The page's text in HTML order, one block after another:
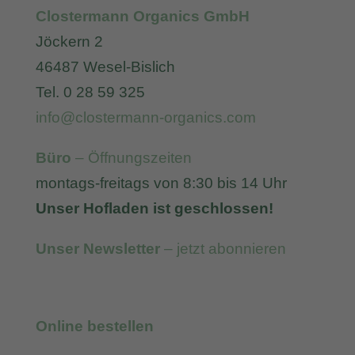
Clostermann Organics GmbH
Jöckern 2
46487 Wesel-Bislich
Tel. 0 28 59 325
info@clostermann-organics.com
Büro – Öffnungszeiten
montags-freitags von 8:30 bis 14 Uhr
Unser Hofladen ist geschlossen!
Unser Newsletter– jetzt abonnieren
Online bestellen